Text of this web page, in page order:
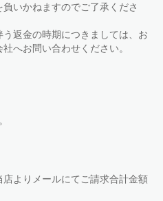
いかねますのでご了承くださ
う返金の時期につきましては、お
へお問い合わせください。
店よりメールにてご請求合計金額